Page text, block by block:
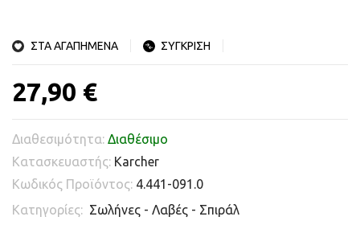
ΣΤΑ ΑΓΑΠΗΜΕΝΑ ΣΥΓΚΡΙΣΗ
27,90 €
Διαθεσιμότητα: Διαθέσιμο
Κατασκευαστής: Karcher
Κωδικός Προϊόντος: 4.441-091.0
Κατηγορίες: Σωλήνες - Λαβές - Σπιράλ